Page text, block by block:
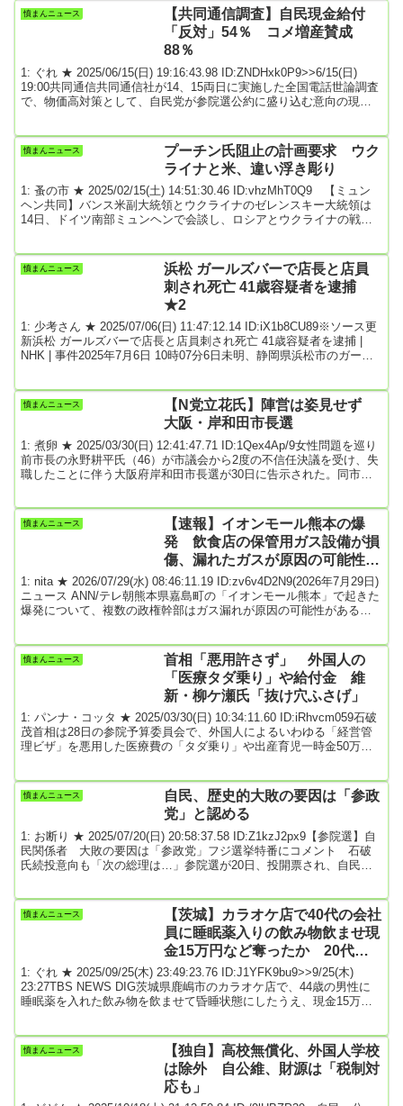
る買い入れを停止したとする、ブルームバーグのネット報道を引
用。記事では、バンガードの責任者が「財源の裏付けのない財政支
出には限界がある」と話しており、...
憤まんニュース
【共同通信調査】自民現金給付
「反対」54％ コメ増産賛成
88％
1: ぐれ ★ 2025/06/15(日) 19:16:43.98 ID:ZNDHxk0P9>>6/15(日)
19:00共同通信共同通信社が14、15両日に実施した全国電話世論調査
で、物価高対策として、自民党が参院選公約に盛り込む意向の現金
対7.6％を大きく上回った。石破内閣の支持率は37.0％、不支持率は
48.4％だった。5月24、25両日の前回調査では支持率...
憤まんニュース
プーチン氏阻止の計画要求 ウク
ライナと米、違い浮き彫り
1: 蚤の市 ★ 2025/02/15(土) 14:51:30.46 ID:vhzMhT0Q9 【ミュン
ヘン共同】バンス米副大統領とウクライナのゼレンスキー大統領は
14日、ドイツ南部ミュンヘンで会談し、ロシアとウクライナの戦争
効性のある安全保障の担保を求め「ロシアのプーチン大統領を止
め、戦争を終わらせる計画が必要」と主張。双方の立場の違いが浮
き彫りになった。一方、米国が防衛支援...
憤まんニュース
浜松 ガールズバーで店長と店員
刺され死亡 41歳容疑者を逮捕
★2
1: 少考さん ★ 2025/07/06(日) 11:47:12.14 ID:iX1b8CU89※ソース更
新浜松 ガールズバーで店長と店員刺され死亡 41歳容疑者を逮捕 |
NHK | 事件2025年7月6日 10時07分6日未明、静岡県浜松市のガール
た。警察は41歳の容疑者をその場で逮捕し、詳しい経緯を調べてい
ます。6日午前1時ごろ、浜松市中央区のガールズバーで店長の竹...
憤まんニュース
【N党立花氏】陣営は姿見せず
大阪・岸和田市長選
1: 煮卵 ★ 2025/03/30(日) 12:41:47.71 ID:1Qex4Ap/9女性問題を巡り
前市長の永野耕平氏（46）が市議会から2度の不信任決議を受け、失
職したことに伴う大阪府岸和田市長選が30日に告示された。同市の
佐野英利氏（45）、無所属前職の永野氏、元高校教諭の上妻（こう
づま）敬二氏（66）－の計4人が立候補を届け出た。永野氏の当選を
憤まんニュース
【速報】イオンモール熊本の爆
発 飲食店の保管用ガス設備が損
傷、漏れたガスが原因の可能性
複数の政権幹部が指摘 ★4
1: nita ★ 2026/07/29(水) 08:46:11.19 ID:zv6v4D2N9(2026年7月29日)
ニュース ANN/テレ朝熊本県嘉島町の「イオンモール熊本」で起きた
爆発について、複数の政権幹部はガス漏れが原因の可能性があると
店で使用する保管用のガス設備が地震で損傷し、漏れたガスに引火
した可能性があり、警察などが爆発との関連を調べています。LPガ
憤まんニュース
首相「悪用許さず」 外国人の
「医療タダ乗り」や給付金 維
新・柳ケ瀬氏「抜け穴ふさげ」
1: パンナ・コッタ ★ 2025/03/30(日) 10:34:11.60 ID:iRhvcm059石破
茂首相は28日の参院予算委員会で、外国人によるいわゆる「経営管
理ビザ」を悪用した医療費の「タダ乗り」や出産育児一時金50万円
べ、実態を調べる考えを示した。日本維新の会の柳ケ瀬裕文氏の質
問に答えた。…首相は「社会連帯と相互扶助の理念を日本人は大切
にしてきた。だから外国人も一定の要...
憤まんニュース
自民、歴史的大敗の要因は「参政
党」と認める
1: お断り ★ 2025/07/20(日) 20:58:37.58 ID:Z1kzJ2px9【参院選】自
民関係者 大敗の要因は「参政党」フジ選挙特番にコメント 石破
氏続投意向も「次の総理は…」参院選が20日、投開票され、自民党
のコメントが紹介され、歴史的大敗の原因を「参政党の躍進」と認
めた。ジテレビの選挙特番では自民党関係者のコメントが紹介さ
れ、歴史的大敗の理由につ...
憤まんニュース
【茨城】カラオケ店で40代の会社
員に睡眠薬入りの飲み物飲ませ現
金15万円など奪ったか 20代の
女2人を逮捕
1: ぐれ ★ 2025/09/25(木) 23:49:23.76 ID:J1YFK9bu9>>9/25(木)
23:27TBS NEWS DIG茨城県鹿嶋市のカラオケ店で、44歳の男性に
睡眠薬を入れた飲み物を飲ませて昏睡状態にしたうえ、現金15万円
息栖のパート従業員・井上芽生容疑者（26）です。2人は、今年4月
鹿嶋市のカラオケ店で44歳の会社員の男性に睡眠薬を入れた飲み
憤まんニュース
【独自】高校無償化、外国人学校
は除外 自公維、財源は「税制対
応も」